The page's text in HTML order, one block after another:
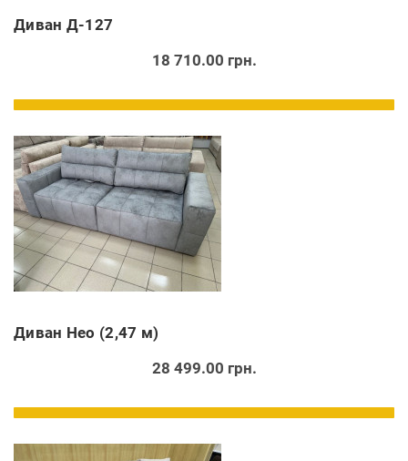
Диван Д-127
18 710.00 грн.
Диван Нео (2,47 м)
28 499.00 грн.